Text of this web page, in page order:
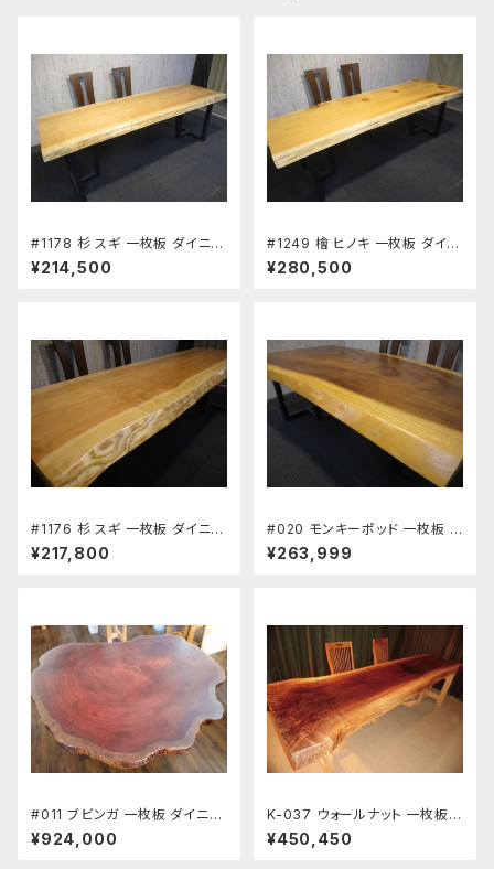
#1178 杉 スギ 一枚板 ダイニン
グテーブル ワーキングデスク 座
卓 長さ216.5cm 幅75.5～74
¥214,500
#1249 檜 ヒノキ 一枚板 ダイニ
ングテーブル ワーキングデスク
座卓 長さ218.5～220㎝ 幅72
¥280,500
#1176 杉 スギ 一枚板 ダイニン
グテーブル ワーキングデスク 座
卓 長さ222.5㎝ 幅66～70～7
¥217,800
#020 モンキーポッド 一枚板 ダ
イニングテーブル ワーキングデ
スク 座卓 長さ186㎝ 幅82～9
¥263,999
#011 ブビンガ 一枚板 ダイニン
グテーブル ワーキングデスク 座
卓 長さ160㎝ 幅123㎝ 厚み7.
¥924,000
K-037 ウォールナット 一枚板
ダイニングテーブル ワーキング
デスク 座卓 長さ255㎝ 幅70～
¥450,450